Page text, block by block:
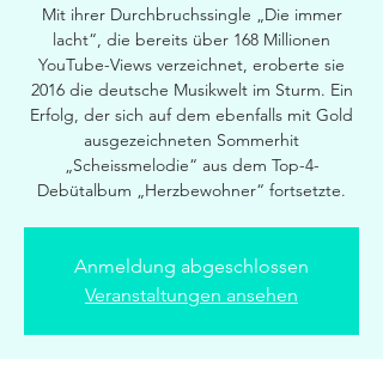
Mit ihrer Durchbruchssingle „Die immer
lacht“, die bereits über 168 Millionen
YouTube-Views verzeichnet, eroberte sie
2016 die deutsche Musikwelt im Sturm. Ein
Erfolg, der sich auf dem ebenfalls mit Gold
ausgezeichneten Sommerhit
„Scheissmelodie“ aus dem Top-4-
Debütalbum „Herzbewohner“ fortsetzte.
Anmeldung abgeschlossen
Veranstaltungen ansehen